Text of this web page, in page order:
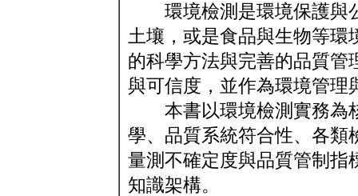
環境檢測是環境保護與
土壤，或是食品與生物等環
的科學方法與完善的品質管
與可信度，並作為環境管理
本書以環境檢測實務為
學、品質系統符合性、各類
量測不確定度與品質管制指
知識架構。